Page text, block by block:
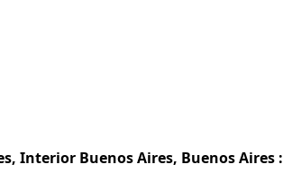
Interior Buenos Aires, Buenos Aires :